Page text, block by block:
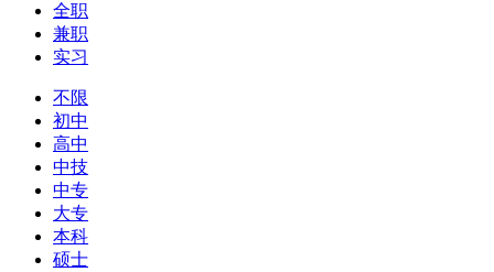
全职
兼职
实习
不限
初中
高中
中技
中专
大专
本科
硕士